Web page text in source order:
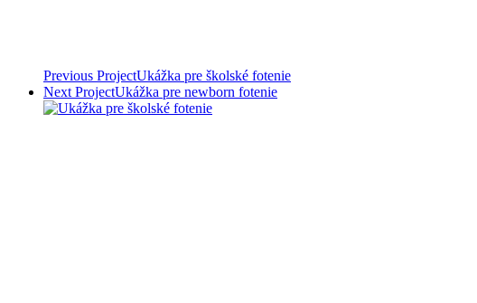
Previous ProjectUkážka pre školské fotenie
Next ProjectUkážka pre newborn fotenie